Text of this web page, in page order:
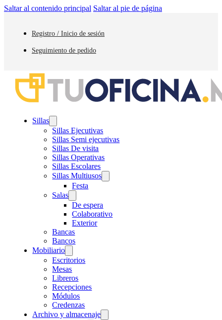
Saltar al contenido principal Saltar al pie de página
Registro / Inicio de sesión
Seguimiento de pedido
Sillas
Sillas Ejecutivas
Sillas Semi ejecutivas
Sillas De visita
Sillas Operativas
Sillas Escolares
Sillas Multiusos
Festa
Salas
De espera
Colaborativo
Exterior
Bancas
Bancos
Mobiliario
Escritorios
Mesas
Libreros
Recepciones
Módulos
Credenzas
Archivo y almacenaje